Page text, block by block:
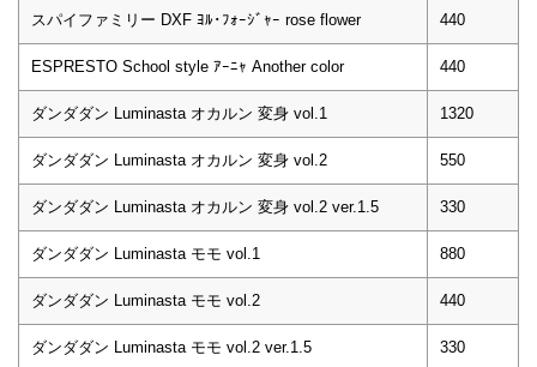
スパイファミリー DXF ﾖﾙ･ﾌｫｰｼﾞｬｰ rose flower 440
ESPRESTO School style ｱｰﾆｬ Another color 440
ダンダダン Luminasta オカルン 変身 vol.1 1320
ダンダダン Luminasta オカルン 変身 vol.2 550
ダンダダン Luminasta オカルン 変身 vol.2 ver.1.5 330
ダンダダン Luminasta モモ vol.1 880
ダンダダン Luminasta モモ vol.2 440
ダンダダン Luminasta モモ vol.2 ver.1.5 330